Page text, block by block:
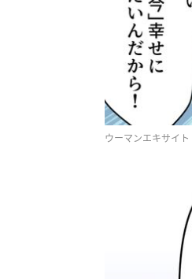
ウーマンエキサイト